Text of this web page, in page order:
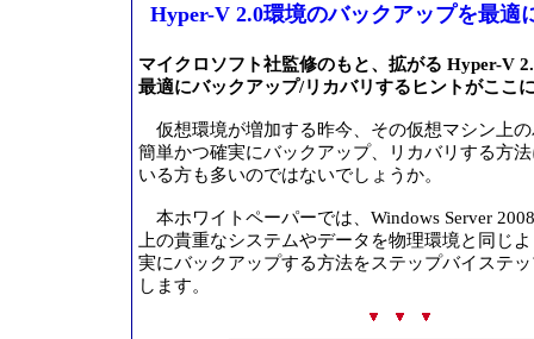
Hyper-V 2.0環境のバックアップを最適
マイクロソフト社監修のもと、拡がる Hyper-V
最適にバックアップ/リカバリするヒントがここ
仮想環境が増加する昨今、その仮想マシン上
簡単かつ確実にバックアップ、リカバリする方
いる方も多いのではないでしょうか。
本ホワイトペーパーでは、Windows Server
上の貴重なシステムやデータを物理環境と同じ
実にバックアップする方法をステップバイステ
します。